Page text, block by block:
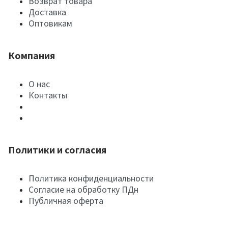
Доставка
Оптовикам
Компания
О нас
Контакты
Политики и согласия
Политика конфиденциальности
Согласие на обработку ПДн
Публичная оферта